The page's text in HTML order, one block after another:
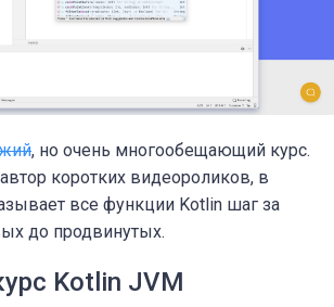
, но очень многообещающий курс.
коротких видеороликов, в
все функции Kotlin шаг за
до продвинутых.
Kotlin JVM